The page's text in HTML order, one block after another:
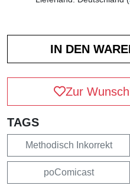
Zur
TAGS
Methodisch Inkorrekt
poComicast